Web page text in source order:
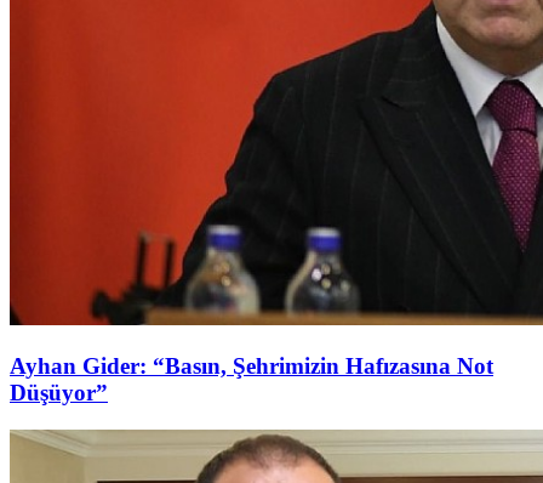
Ayhan Gider: “Basın, Şehrimizin Hafızasına Not
Düşüyor”